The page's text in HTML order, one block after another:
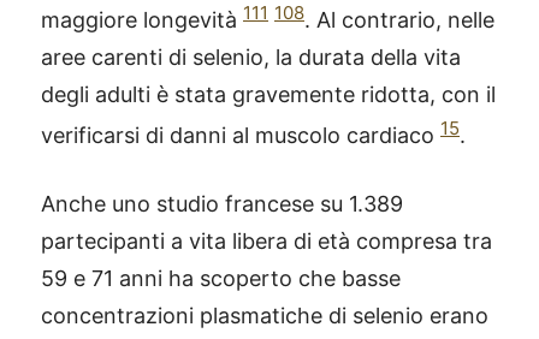
maggiore longevità 111 108. Al contrario, nelle
aree carenti di selenio, la durata della vita
degli adulti è stata gravemente ridotta, con il
verificarsi di danni al muscolo cardiaco 15.
Anche uno studio francese su 1.389
partecipanti a vita libera di età compresa tra
59 e 71 anni ha scoperto che basse
concentrazioni plasmatiche di selenio erano